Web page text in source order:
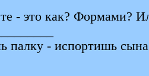
- это как? Формами?
палку - испортишь